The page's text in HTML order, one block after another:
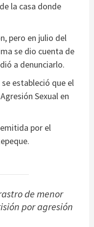
la casa donde
pero en julio del
se dio cuenta de
a denunciarlo.
estableció que el
Sexual en
por el
de menor
por agresión